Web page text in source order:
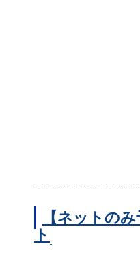
【ネットの
ト